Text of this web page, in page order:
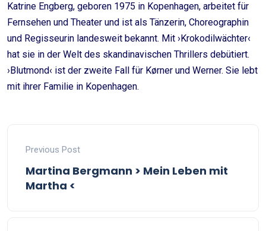
Katrine Engberg, geboren 1975 in Kopenhagen, arbeitet für
Fernsehen und Theater und ist als Tänzerin, Choreographin
und Regisseurin landesweit bekannt. Mit ›Krokodilwächter‹
hat sie in der Welt des skandinavischen Thrillers debütiert.
›Blutmond‹ ist der zweite Fall für Kørner und Werner. Sie lebt
mit ihrer Familie in Kopenhagen.
Previous Post
Martina Bergmann > Mein Leben mit
Martha <